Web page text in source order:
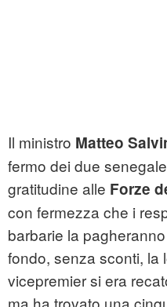
Il ministro Matteo
fermo dei due
gratitudine alle Forze
con fermezza che i
barbarie la
fondo, senza sconti, la
vicepremier si era